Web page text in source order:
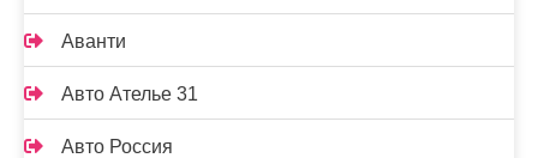
Аванти
Авто Ателье 31
Авто Россия